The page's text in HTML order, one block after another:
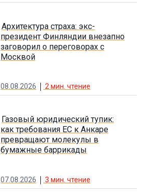
Архитектура страха: экс-
президент Финляндии внезапно
заговорил о переговорах с
Москвой
08.08.2026 2 мин. чтение
Газовый юридический тупик:
как требования ЕС к Анкаре
превращают молекулы в
бумажные баррикады
07.08.2026 3 мин. чтение